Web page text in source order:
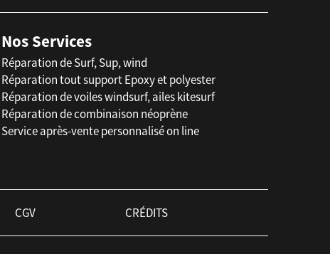
Nos Services
Réparation de Surf, Sup, wind
Réparation tout support Epoxy et polyester
Réparation de voiles windsurf, ailes kitesurf
Réparation de combinaison néoprène
Service après-vente personnalisé on line
CGV CRÉDITS